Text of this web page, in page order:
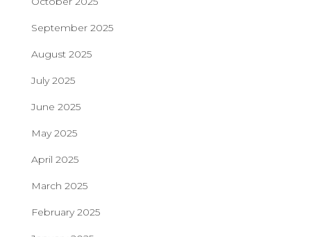
September 2025
August 2025
July 2025
June 2025
May 2025
April 2025
March 2025
February 2025